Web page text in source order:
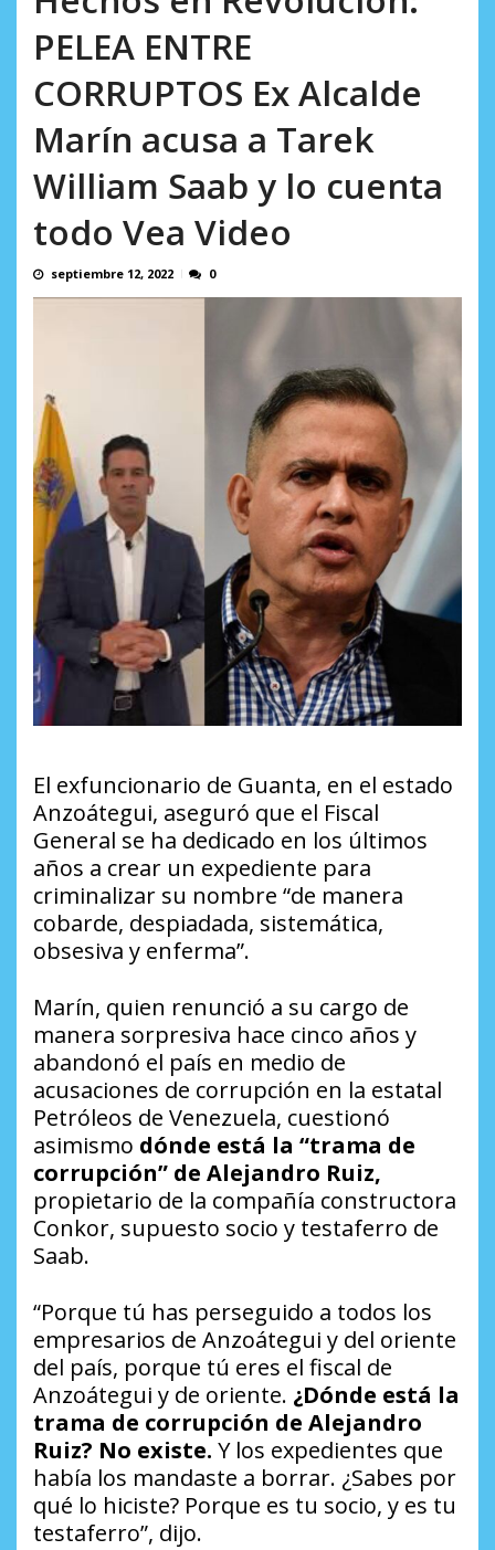
PELEA ENTRE
CORRUPTOS Ex Alcalde
Marín acusa a Tarek
William Saab y lo cuenta
todo Vea Video
septiembre 12, 2022 0
El exfuncionario de Guanta, en el estado
Anzoátegui, aseguró que el Fiscal
General se ha dedicado en los últimos
años a crear un expediente para
criminalizar su nombre “de manera
cobarde, despiadada, sistemática,
obsesiva y enferma”.
Marín, quien renunció a su cargo de
manera sorpresiva hace cinco años y
abandonó el país en medio de
acusaciones de corrupción en la estatal
Petróleos de Venezuela, cuestionó
asimismo dónde está la “trama de
corrupción” de Alejandro Ruiz,
propietario de la compañía constructora
Conkor, supuesto socio y testaferro de
Saab.
“Porque tú has perseguido a todos los
empresarios de Anzoátegui y del oriente
del país, porque tú eres el fiscal de
Anzoátegui y de oriente. ¿Dónde está la
trama de corrupción de Alejandro
Ruiz? No existe. Y los expedientes que
había los mandaste a borrar. ¿Sabes por
qué lo hiciste? Porque es tu socio, y es tu
testaferro”, dijo.